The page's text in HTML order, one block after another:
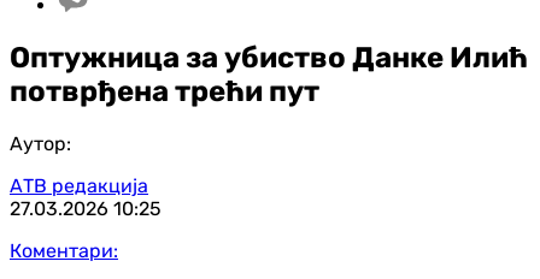
Оптужница за убиство Данке Илић
потврђена трећи пут
Аутор:
АТВ редакција
27.03.2026 10:25
Коментари: